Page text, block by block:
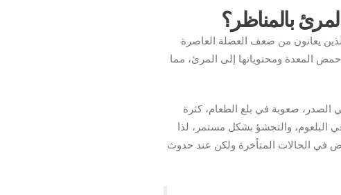
بالمناظر؟
يعانون من ضعف العضلة العاصرة
المعدة ومحتوياتها إلى المرئ، مما
صعوبة في بلع الطعام، كثرة
البلعوم، والتجشؤ بشكل مستمر، لذا
في الحالات المتأخرة ولكن عند حدوث